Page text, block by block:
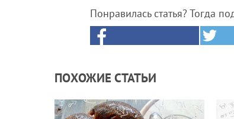
Понравилась статья? Тогда
ПОХОЖИЕ СТАТЬИ